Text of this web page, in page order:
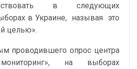
в следующих
в Украине, называя это
целью».
проводившего опрос центра
на выборах